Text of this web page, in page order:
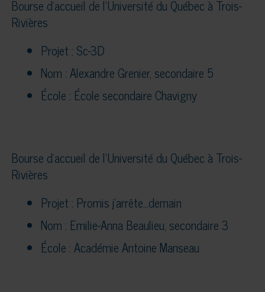
Bourse d’accueil de l’Université du Québec à Trois-
Rivières
Projet : Sc-3D
Nom : Alexandre Grenier, secondaire 5
École : École secondaire Chavigny
Bourse d’accueil de l’Université du Québec à Trois-
Rivières
Projet : Promis j’arrête…demain
Nom : Emilie-Anna Beaulieu, secondaire 3
École : Académie Antoine Manseau